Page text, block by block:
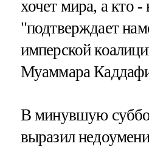
хочет мира, а кто
"подтверждает
имперской
Муаммара
В минувшую
выразил